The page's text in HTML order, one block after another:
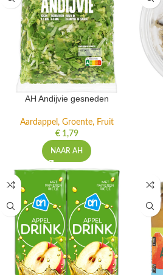
AH Andijvie gesneden
Aardappel, Groente, Fruit
€1,79
NAAR AH